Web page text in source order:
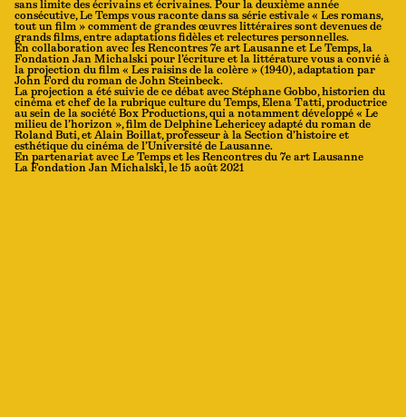
sans limite des écrivains et écrivaines. Pour la deuxième année
consécutive, Le Temps vous raconte dans sa série estivale « Les romans,
tout un film » comment de grandes œuvres littéraires sont devenues de
grands films, entre adaptations fidèles et relectures personnelles.
En collaboration avec les Rencontres 7e art Lausanne et Le Temps, la
Fondation Jan Michalski pour l’écriture et la littérature vous a convié à
la projection du film « Les raisins de la colère » (1940), adaptation par
John Ford du roman de John Steinbeck.
La projection a été suivie de ce débat avec Stéphane Gobbo, historien du
cinéma et chef de la rubrique culture du Temps, Elena Tatti, productrice
au sein de la société Box Productions, qui a notamment développé « Le
milieu de l’horizon », film de Delphine Lehericey adapté du roman de
Roland Buti, et Alain Boillat, professeur à la Section d’histoire et
esthétique du cinéma de l’Université de Lausanne.
En partenariat avec Le Temps et les Rencontres du 7e art Lausanne
La Fondation Jan Michalski, le 15 août 2021